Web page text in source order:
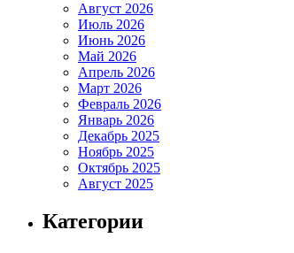
Август 2026
Июль 2026
Июнь 2026
Май 2026
Апрель 2026
Март 2026
Февраль 2026
Январь 2026
Декабрь 2025
Ноябрь 2025
Октябрь 2025
Август 2025
Категории